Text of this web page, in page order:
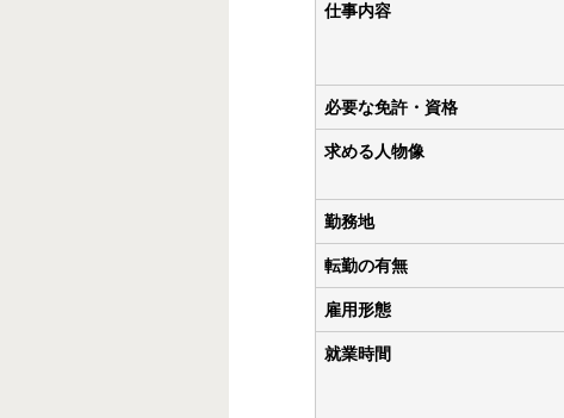
仕事内容
必要な免許・資格
求める人物像
勤務地
転勤の有無
雇用形態
就業時間